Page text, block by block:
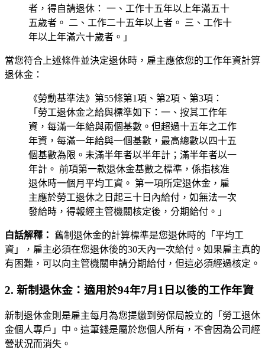
者，得自請退休： 一、工作十五年以上年滿五十
五歲者。 二、工作二十五年以上者。 三、工作十
年以上年滿六十歲者。」
當您符合上述條件並決定退休時，雇主應依您的工作年資計算
退休金：
《勞動基準法》第55條第1項、第2項、第3項：
「勞工退休金之給與標準如下：一、按其工作年
資，每滿一年給與兩個基數。但超過十五年之工作
年資，每滿一年給與一個基數，最高總數以四十五
個基數為限。未滿半年者以半年計；滿半年者以一
年計。 前項第一款退休金基數之標準，係指核准
退休時一個月平均工資。 第一項所定退休金，雇
主應於勞工退休之日起三十日內給付，如無法一次
發給時，得報經主管機關核定後，分期給付。」
白話解釋：
舊制退休金的計算標準是您退休時的「平均工
資」，雇主必須在您退休後的30天內一次給付。如果雇主真的
有困難，可以向主管機關申請分期給付，但這必須經過核定。
2. 新制退休金：適用於94年7月1日以後的工作年資
新制退休金則是雇主每月為您提繳到勞保局設立的「勞工退休
金個人專戶」中。這筆錢是屬於您個人所有，不會因為公司經
營狀況而消失。